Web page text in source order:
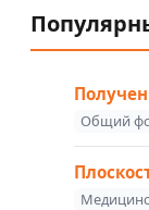
Общий